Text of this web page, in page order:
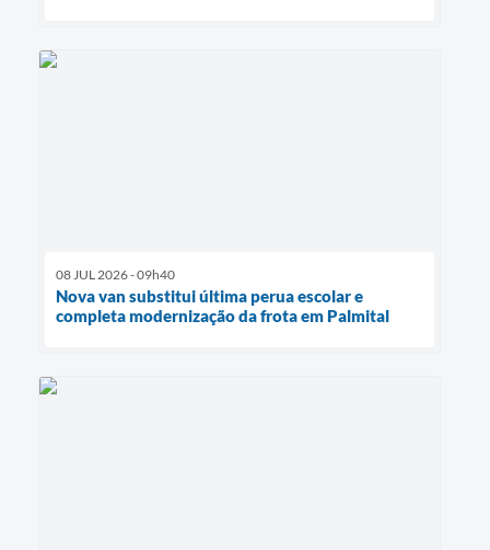
08 JUL 2026 - 09h40
Nova van substitui última perua escolar e
completa modernização da frota em Palmital